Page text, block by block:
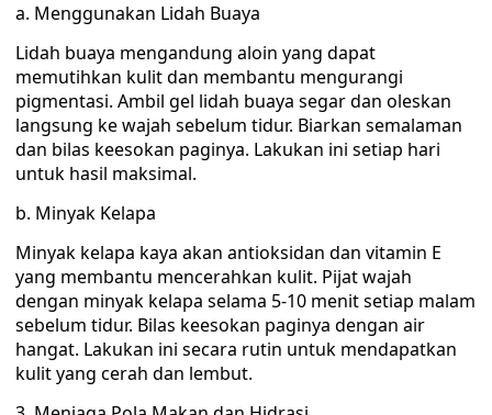
a. Menggunakan Lidah Buaya
Lidah buaya mengandung aloin yang dapat
memutihkan kulit dan membantu mengurangi
pigmentasi. Ambil gel lidah buaya segar dan oleskan
langsung ke wajah sebelum tidur. Biarkan semalaman
dan bilas keesokan paginya. Lakukan ini setiap hari
untuk hasil maksimal.
b. Minyak Kelapa
Minyak kelapa kaya akan antioksidan dan vitamin E
yang membantu mencerahkan kulit. Pijat wajah
dengan minyak kelapa selama 5-10 menit setiap malam
sebelum tidur. Bilas keesokan paginya dengan air
hangat. Lakukan ini secara rutin untuk mendapatkan
kulit yang cerah dan lembut.